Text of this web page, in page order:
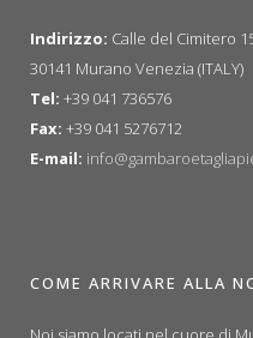
Indirizzo: Calle del Cimitero
30141 Murano Venezia (ITALY)
Tel: +39 041 736576
Fax: +39 041 5276712
E-mail:
COME ARRIVARE ALLA